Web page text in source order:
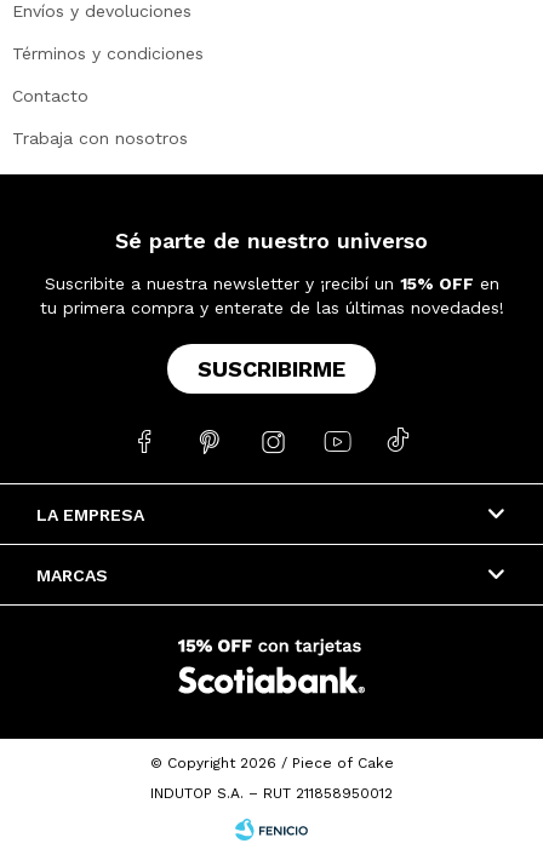
Envíos y devoluciones
Términos y condiciones
Contacto
Trabaja con nosotros
LA EMPRESA
MARCAS
Sé parte de nuestro universo
Suscribite a nuestra newsletter y ¡recibí un 15% OFF en
tu primera compra y enterate de las últimas novedades!
SUSCRIBIRME
    
© Copyright 2026 / Piece of Cake
INDUTOP S.A. – RUT 211858950012